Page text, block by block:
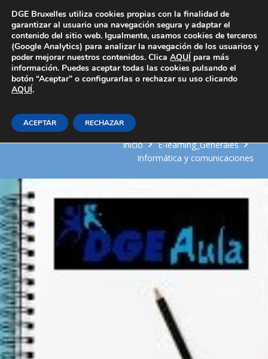
Área Privada
Elementos de una red de área
local
Inicio
E-learning_Generales
Informática y comunicaciones
DGE Bruxelles utiliza cookies propias con la finalidad de
garantizar al usuario una navegación segura y adaptar el
contenido del sitio web. Igualmente, usamos cookies de terceros
(Google Analytics) para analizar la navegación de los usuarios y
poder mejorar nuestros contenidos. Clica AQUÍ para más
información. Puedes aceptar todas las cookies pulsando el
botón “Aceptar” o configurarlas o rechazar su uso clicando
AQUÍ.
ACEPTAR RECHAZAR